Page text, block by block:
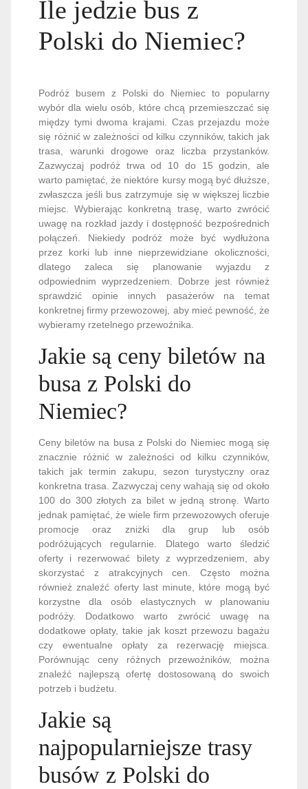
Ile jedzie bus z
Polski do Niemiec?
Podróż busem z Polski do Niemiec to popularny
wybór dla wielu osób, które chcą przemieszczać się
między tymi dwoma krajami. Czas przejazdu może
się różnić w zależności od kilku czynników, takich jak
trasa, warunki drogowe oraz liczba przystanków.
Zazwyczaj podróż trwa od 10 do 15 godzin, ale
warto pamiętać, że niektóre kursy mogą być dłuższe,
zwłaszcza jeśli bus zatrzymuje się w większej liczbie
miejsc. Wybierając konkretną trasę, warto zwrócić
uwagę na rozkład jazdy i dostępność bezpośrednich
połączeń. Niekiedy podróż może być wydłużona
przez korki lub inne nieprzewidziane okoliczności,
dlatego zaleca się planowanie wyjazdu z
odpowiednim wyprzedzeniem. Dobrze jest również
sprawdzić opinie innych pasażerów na temat
konkretnej firmy przewozowej, aby mieć pewność, że
wybieramy rzetelnego przewoźnika.
Jakie są ceny biletów na
busa z Polski do
Niemiec?
Ceny biletów na busa z Polski do Niemiec mogą się
znacznie różnić w zależności od kilku czynników,
takich jak termin zakupu, sezon turystyczny oraz
konkretna trasa. Zazwyczaj ceny wahają się od około
100 do 300 złotych za bilet w jedną stronę. Warto
jednak pamiętać, że wiele firm przewozowych oferuje
promocje oraz zniżki dla grup lub osób
podróżujących regularnie. Dlatego warto śledzić
oferty i rezerwować bilety z wyprzedzeniem, aby
skorzystać z atrakcyjnych cen. Często można
również znaleźć oferty last minute, które mogą być
korzystne dla osób elastycznych w planowaniu
podróży. Dodatkowo warto zwrócić uwagę na
dodatkowe opłaty, takie jak koszt przewozu bagażu
czy ewentualne opłaty za rezerwację miejsca.
Porównując ceny różnych przewoźników, można
znaleźć najlepszą ofertę dostosowaną do swoich
potrzeb i budżetu.
Jakie są
najpopularniejsze trasy
busów z Polski do